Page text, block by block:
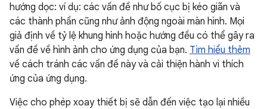
hướng dọc: ví dụ: các vấn đề như bố cục bị kéo giãn và
các thành phần cũng như ảnh động ngoài màn hình. Mọi
giả định về tỷ lệ khung hình hoặc hướng đều có thể gây ra
vấn đề về hình ảnh cho ứng dụng của bạn. Tìm hiểu thêm
về cách tránh các vấn đề này và cải thiện hành vi thích
ứng của ứng dụng.
Việc cho phép xoay thiết bị sẽ dẫn đến việc tạo lại nhiều